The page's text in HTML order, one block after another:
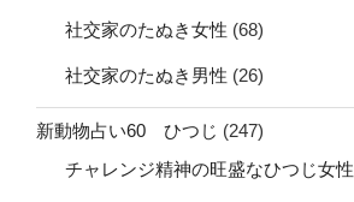
社交家のたぬき女性 (68)
社交家のたぬき男性 (26)
新動物占い60 ひつじ (247)
チャレンジ精神の旺盛なひつじ女性